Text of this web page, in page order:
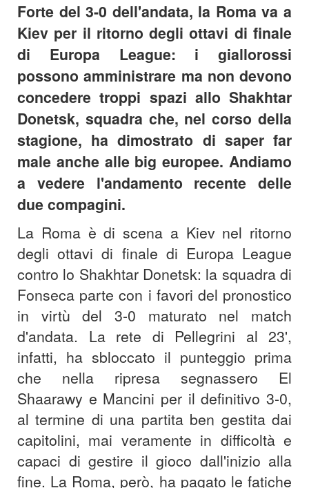
Forte del 3-0 dell'andata, la Roma va a
Kiev per il ritorno degli ottavi di finale
di Europa League: i giallorossi
possono amministrare ma non devono
concedere troppi spazi allo Shakhtar
Donetsk, squadra che, nel corso della
stagione, ha dimostrato di saper far
male anche alle big europee. Andiamo
a vedere l'andamento recente delle
due compagini.
La Roma è di scena a Kiev nel ritorno
degli ottavi di finale di Europa League
contro lo Shakhtar Donetsk: la squadra di
Fonseca parte con i favori del pronostico
in virtù del 3-0 maturato nel match
d'andata. La rete di Pellegrini al 23',
infatti, ha sbloccato il punteggio prima
che nella ripresa segnassero El
Shaarawy e Mancini per il definitivo 3-0,
al termine di una partita ben gestita dai
capitolini, mai veramente in difficoltà e
capaci di gestire il gioco dall'inizio alla
fine. La Roma, però, ha pagato le fatiche